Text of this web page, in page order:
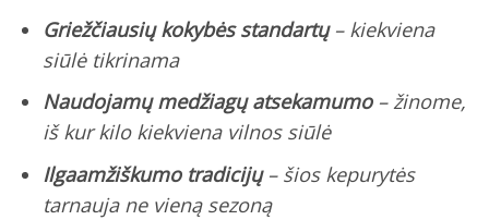
Griežčiausių kokybės standartų– kiekviena
siūlė tikrinama
Naudojamų medžiagų atsekamumo– žinome,
iš kur kilo kiekviena vilnos siūlė
Ilgaamžiškumo tradicijų– šios kepurytės
tarnauja ne vieną sezoną